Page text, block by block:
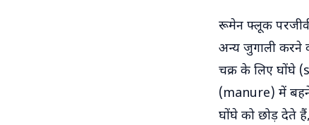
रूमेन फ्लूक
अन्य जुगाली
चक्र के लिए घोंघे
(manure) में बहने
घोंघे को छोड़ देते